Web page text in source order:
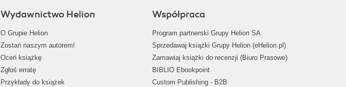
Wydawnictwo Helion
O Grupie Helion
Zostań naszym autorem!
Oceń książkę
Zgłoś erratę
Przykłady do książek
Współpraca
Program partnerski Grupy Helion SA
Sprzedawaj książki Grupy Helion (eHelion.pl)
Zamawiaj książki do recenzji (Biuro Prasowe)
BIBLIO Ebookpoint
Custom Publishing - B2B